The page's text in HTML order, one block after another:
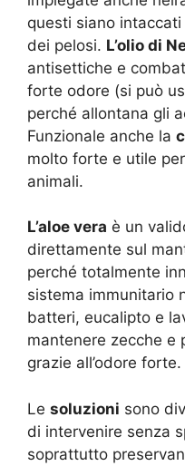
questi siano
dei pelosi. L’olio di
antisettiche e
forte odore (si può
perché allontana gli
Funzionale anche la
molto forte e utile
animali.
L’aloe vera è un
direttamente sul
perché totalmente
sistema immunitario
batteri, eucalipto e
mantenere zecche e
grazie all’odore forte.
Le soluzioni sono
di intervenire senza
soprattutto